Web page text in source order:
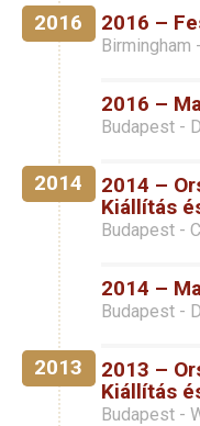
2016 2016 –
Birmingham
2016 –
Budapest -
2014
2014 –
Kiállítás
Budapest -
2014 –
Budapest -
2013
2013 –
Kiállítás
Budapest -